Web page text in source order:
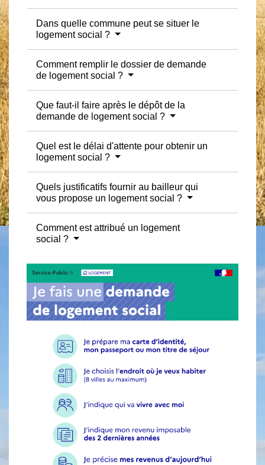
Dans quelle commune peut se situer le
logement social ?
Comment remplir le dossier de demande
de logement social ?
Que faut-il faire après le dépôt de la
demande de logement social ?
Quel est le délai d'attente pour obtenir un
logement social ?
Quels justificatifs fournir au bailleur qui
vous propose un logement social ?
Comment est attribué un logement
social ?